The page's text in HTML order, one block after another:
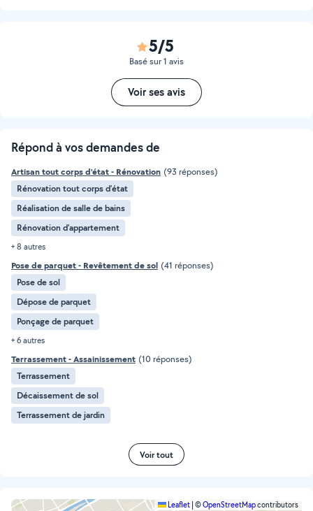
5/5
Basé sur 1 avis
Voir ses avis
Répond à vos demandes de
Artisan tout corps d'état - Rénovation (93 réponses)
Rénovation tout corps d’état
Réalisation de salle de bains
Rénovation d'appartement
+ 8 autres
Pose de parquet - Revêtement de sol (41 réponses)
Pose de sol
Dépose de parquet
Ponçage de parquet
+ 6 autres
Terrassement - Assainissement (10 réponses)
Terrassement
Décaissement de sol
Terrassement de jardin
Voir tout
Leaflet ©OpenStreetMapcontributors